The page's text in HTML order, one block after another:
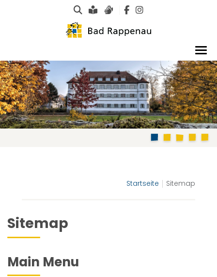
Suche
Leichte Sprache
Gebärdensprachen
Startseite Sitemap
Sitemap
Main Menu